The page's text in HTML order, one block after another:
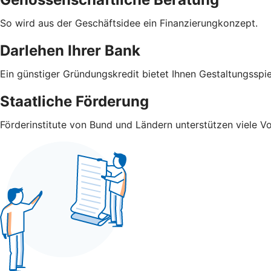
So wird aus der Geschäftsidee ein Finanzierungkonzept.
Darlehen Ihrer Bank
Ein günstiger Gründungskredit bietet Ihnen
Staatliche Förderung
Förderinstitute von Bund und Ländern unterstützen viele